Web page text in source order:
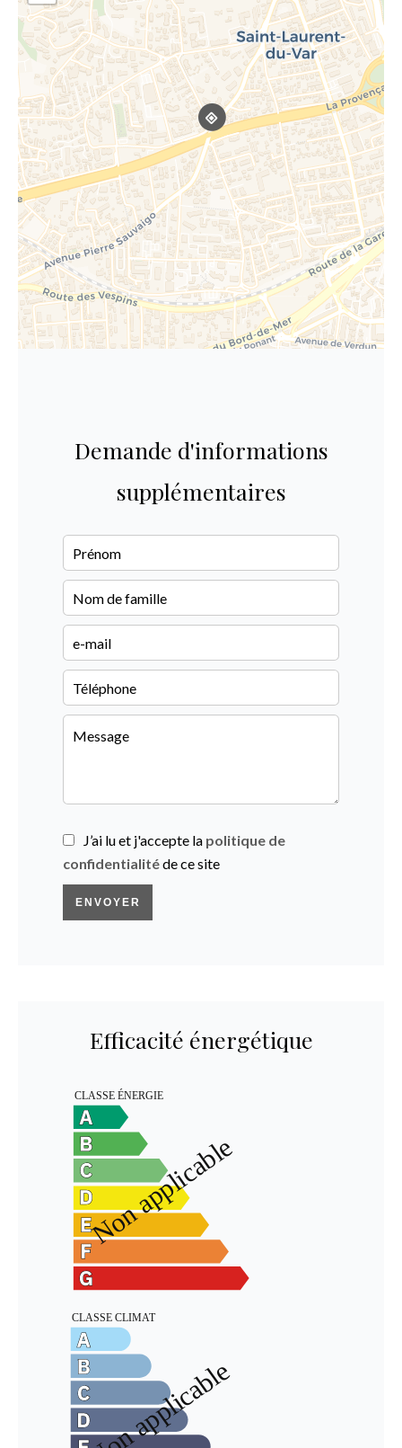
Demande d'informations
supplémentaires
J’ai lu et j'accepte la politique de
confidentialitéde ce site
ENVOYER
Efficacité énergétique